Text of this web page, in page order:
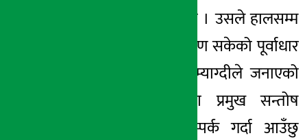
ठेक्का लिएको थियो । उसले हालसम्म
पचास प्रतिशत निर्माण सकेको पूर्वाधार
विकास कार्यालय, म्याग्दीले जनाएको
छ । कार्यालयका प्रमुख सन्तोष
अर्यालले फोन सम्पर्क गर्दा आउँछु